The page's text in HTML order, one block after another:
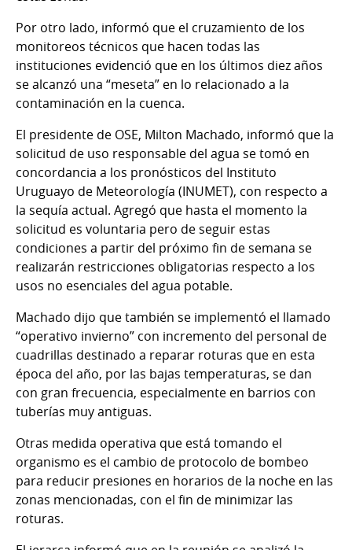
Por otro lado, informó que el cruzamiento de los
monitoreos técnicos que hacen todas las
instituciones evidenció que en los últimos diez años
se alcanzó una “meseta” en lo relacionado a la
contaminación en la cuenca.
El presidente de OSE, Milton Machado, informó que la
solicitud de uso responsable del agua se tomó en
concordancia a los pronósticos del Instituto
Uruguayo de Meteorología (INUMET), con respecto a
la sequía actual. Agregó que hasta el momento la
solicitud es voluntaria pero de seguir estas
condiciones a partir del próximo fin de semana se
realizarán restricciones obligatorias respecto a los
usos no esenciales del agua potable.
Machado dijo que también se implementó el llamado
“operativo invierno” con incremento del personal de
cuadrillas destinado a reparar roturas que en esta
época del año, por las bajas temperaturas, se dan
con gran frecuencia, especialmente en barrios con
tuberías muy antiguas.
Otras medida operativa que está tomando el
organismo es el cambio de protocolo de bombeo
para reducir presiones en horarios de la noche en las
zonas mencionadas, con el fin de minimizar las
roturas.